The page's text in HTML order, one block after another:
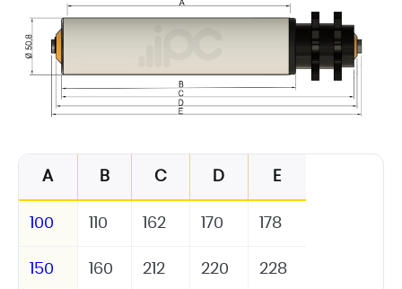
A B C D E
100 110 162 170 178
150 160 212 220 228